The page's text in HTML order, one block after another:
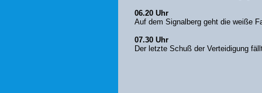
06.20 Uhr
Auf dem Signalberg geht die weiße
07.30 Uhr
Der letzte Schuß der Verteidigung